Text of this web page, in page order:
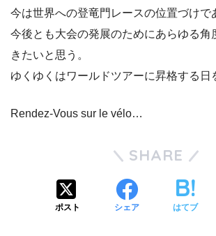
今は世界への登竜門レースの位置づけで
今後とも大会の発展のためにあらゆる角
きたいと思う。
ゆくゆくはワールドツアーに昇格する日
Rendez-Vous sur le vélo…
SHARE
ポスト シェア はてブ